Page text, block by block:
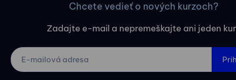
Chcete vedieť o nových kurzoch?
Zadajte e-mail a nepremeškajte ani jeden